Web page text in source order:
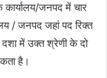
जनपद में चार
/ जनपद जहां पद रिक्त
दशा में उक्त श्रेणी के दो
है।